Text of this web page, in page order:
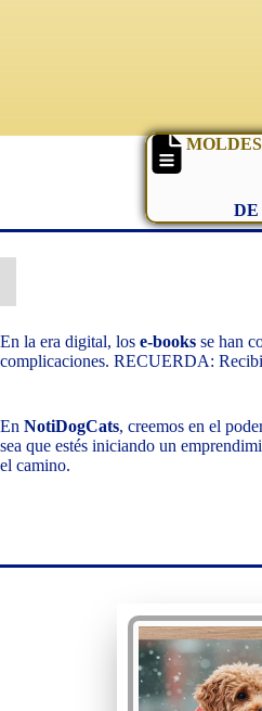
DE
En la era digital, los e-books se han
complicaciones. RECUERDA:
En NotiDogCats, creemos en el
sea que estés iniciando un
el camino.